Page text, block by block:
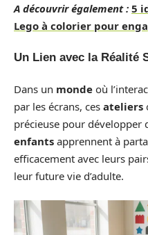
A découvrir également : 5
Lego à colorier pour
Un Lien avec la Réalité
Dans un monde où
par les écrans, ces ateliers
précieuse pour développer
enfants apprennent à
efficacement avec leurs
leur future vie d’adulte.